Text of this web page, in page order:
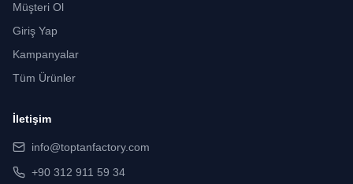
Müşteri Ol
Giriş Yap
Kampanyalar
Tüm Ürünler
İletişim
info@toptanfactory.com
+90 312 911 59 34